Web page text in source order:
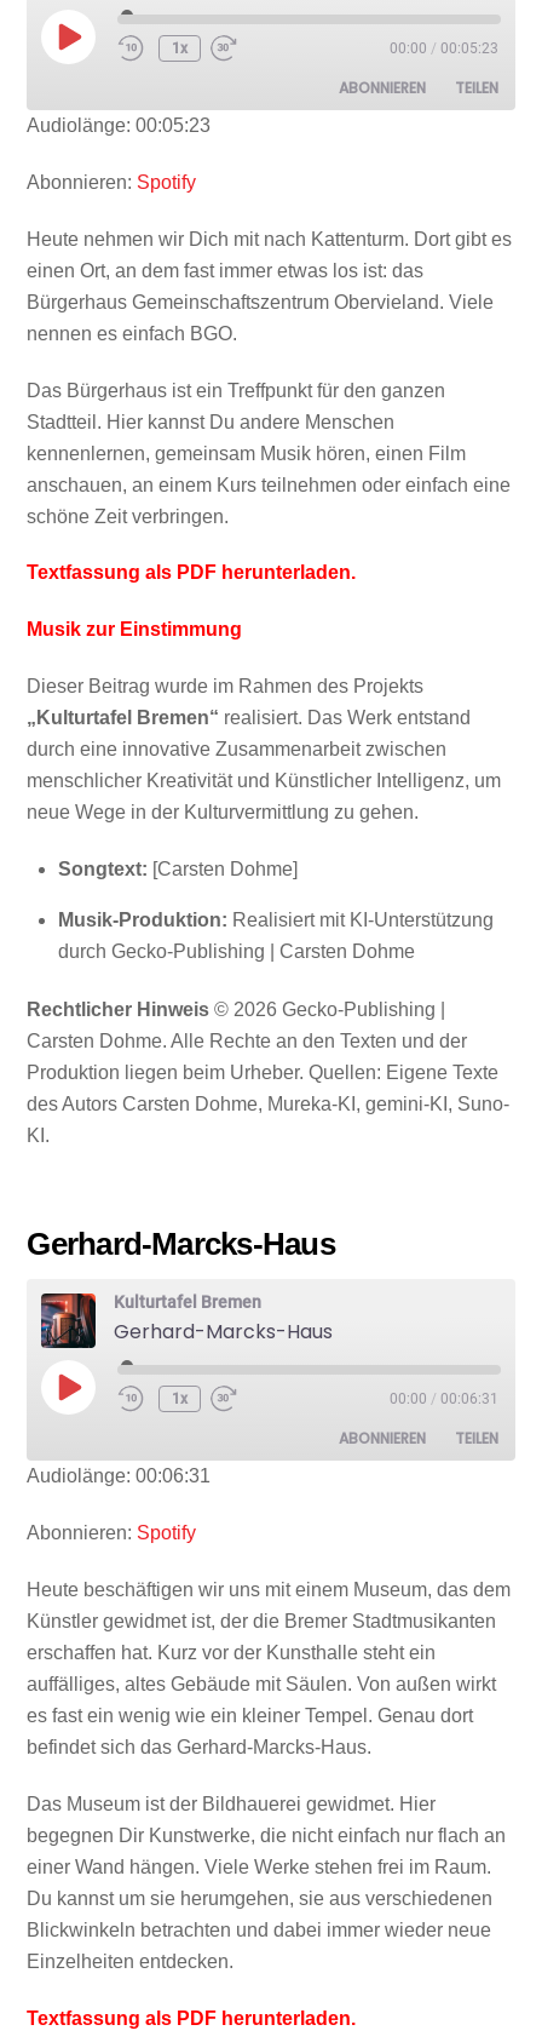
Play
Episode
1x 00:00 / 00:05:23
ABONNIEREN TEILEN
EMBED
Audiolänge: 00:05:23
Abonnieren: Spotify
Heute nehmen wir Dich mit nach Kattenturm. Dort gibt es
einen Ort, an dem fast immer etwas los ist: das
Bürgerhaus Gemeinschaftszentrum Obervieland. Viele
nennen es einfach BGO.
Das Bürgerhaus ist ein Treffpunkt für den ganzen
Stadtteil. Hier kannst Du andere Menschen
kennenlernen, gemeinsam Musik hören, einen Film
anschauen, an einem Kurs teilnehmen oder einfach eine
schöne Zeit verbringen.
Textfassung als PDF herunterladen.
Musik zur Einstimmung
Dieser Beitrag wurde im Rahmen des Projekts
„Kulturtafel Bremen“ realisiert. Das Werk entstand
durch eine innovative Zusammenarbeit zwischen
menschlicher Kreativität und Künstlicher Intelligenz, um
neue Wege in der Kulturvermittlung zu gehen.
Songtext: [Carsten Dohme]
Musik-Produktion: Realisiert mit KI-Unterstützung
durch Gecko-Publishing | Carsten Dohme
Rechtlicher Hinweis © 2026 Gecko-Publishing |
Carsten Dohme. Alle Rechte an den Texten und der
Produktion liegen beim Urheber. Quellen: Eigene Texte
des Autors Carsten Dohme, Mureka-KI, gemini-KI, Suno-
KI.
Gerhard-Marcks-Haus
Kulturtafel Bremen
Gerhard-Marcks-Haus
Play
Episode
1x 00:00 / 00:06:31
ABONNIEREN TEILEN
Audiolänge: 00:06:31
Abonnieren: Spotify
Heute beschäftigen wir uns mit einem Museum, das dem
Künstler gewidmet ist, der die Bremer Stadtmusikanten
erschaffen hat. Kurz vor der Kunsthalle steht ein
auffälliges, altes Gebäude mit Säulen. Von außen wirkt
es fast ein wenig wie ein kleiner Tempel. Genau dort
befindet sich das Gerhard-Marcks-Haus.
Das Museum ist der Bildhauerei gewidmet. Hier
begegnen Dir Kunstwerke, die nicht einfach nur flach an
einer Wand hängen. Viele Werke stehen frei im Raum.
Du kannst um sie herumgehen, sie aus verschiedenen
Blickwinkeln betrachten und dabei immer wieder neue
Einzelheiten entdecken.
Textfassung als PDF herunterladen.